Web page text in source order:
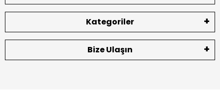
Kategoriler
Bize Ulaşın